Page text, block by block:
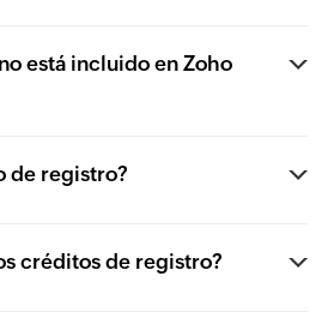
está incluido en Zoho
de registro?
créditos de registro?